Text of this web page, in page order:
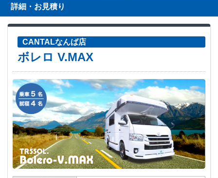
詳細・お見積り
CANTALなんば店
ボレロ V.MAX